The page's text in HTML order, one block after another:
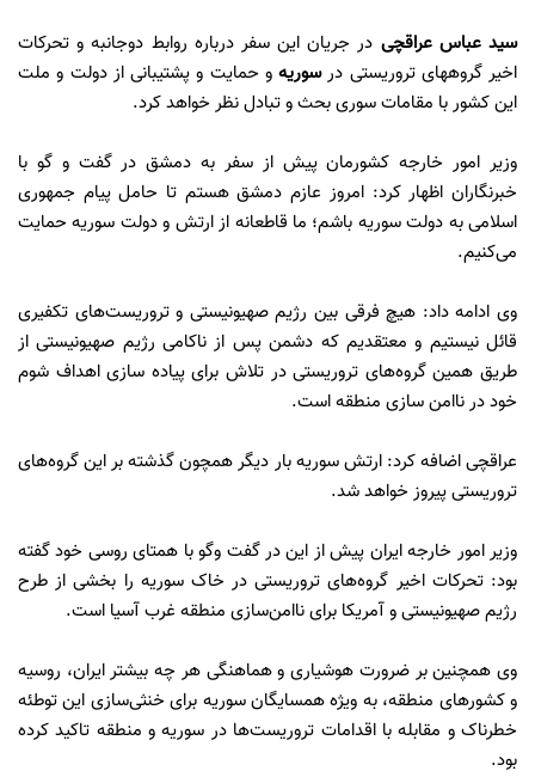
سید عباس عراقچی در جریان این سفر درباره روابط دوجانبه و تحرکات
اخیر گروههای تروریستی درسوریهو حمایت و پشتیبانی از دولت و ملت
این کشور با مقامات سوری بحث و تبادل نظر خواهد کرد.
وزیر امور خارجه کشورمان پیش از سفر به دمشق در گفت و گو با
خبرنگاران اظهار کرد: امروز عازم دمشق هستم تا حامل پیام جمهوری
اسلامی به دولت سوریه باشم؛ ما قاطعانه از ارتش و دولت سوریه حمایت
می‌کنیم.
وی‌ ادامه داد: هیچ فرقی بین رژیم ‌صهیونیستی و تروریست‌های تکفیری
قائل نیستیم و معتقدیم که دشمن پس از ناکامی رژیم صهیونیستی از
طریق همین گروه‌های تروریستی در تلاش برای پیاده سازی اهداف شوم
خود در ناامن سازی منطقه است.
عراقچی اضافه کرد: ارتش سوریه بار دیگر همچون گذشته بر این گروه‌های
تروریستی پیروز خواهد شد.
وزیر امور خارجه ایران پیش از این در گفت وگو با همتای روسی خود گفته
بود: تحرکات اخیر گروه‌های تروریستی در خاک سوریه را بخشی از طرح
رژیم صهیونیستی و آمریکا برای ناامن‌سازی منطقه غرب آسیا است.
وی همچنین بر ضرورت هوشیاری و هماهنگی هر چه بیشتر ایران، روسیه
و کشورهای منطقه، به ویژه همسایگان سوریه برای خنثی‌سازی این توطئه
خطرناک و مقابله با اقدامات تروریست‌ها در سوریه و منطقه تاکید کرده
بود.